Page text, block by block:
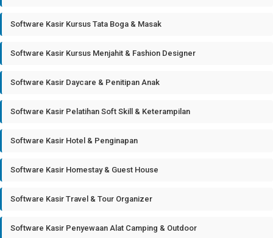
Software Kasir Kursus Tata Boga & Masak
Software Kasir Kursus Menjahit & Fashion Designer
Software Kasir Daycare & Penitipan Anak
Software Kasir Pelatihan Soft Skill & Keterampilan
Software Kasir Hotel & Penginapan
Software Kasir Homestay & Guest House
Software Kasir Travel & Tour Organizer
Software Kasir Penyewaan Alat Camping & Outdoor